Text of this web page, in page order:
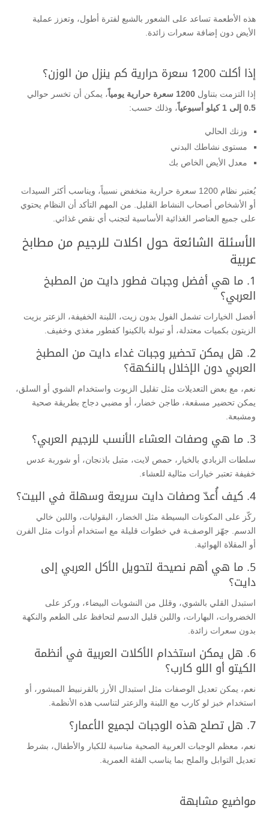
هذه الأطعمة تساعد على الشعور بالشبع لفترة أطول، وتعزز عملية
الأيض دون إضافة سعرات زائدة.
إذا أكلت 1200 سعرة حرارية كم ينزل من الوزن؟
إذا التزمت بتناول 1200 سعرة حرارية يومياً
، يمكن أن تخسر حوالي
0.5 إلى 1 كيلو أسبوعياً
، وذلك حسب:
وزنك الحالي
مستوى نشاطك البدني
معدل الأيض الخاص بك
يُعتبر نظام 1200 سعرة حرارية منخفض نسبياً، ويناسب أكثر السيدات
أو الأشخاص أصحاب النشاط القليل. من المهم التأكد أن النظام يحتوي
على جميع العناصر الغذائية الأساسية لتجنب أي نقص غذائي.
الأسئلة الشائعة حول اكلات للرجيم من مطابخ
عربية
1. ما هي أفضل وجبات فطور دايت من المطبخ
العربي؟
أفضل الخيارات تشمل الفول بدون زيت، اللبنة الخفيفة، الزعتر بزيت
الزيتون بكميات معتدلة، أو تبولة بالكينوا كفطور مغذي وخفيف.
2. هل يمكن تحضير وجبات غداء دايت من المطبخ
العربي دون الإخلال بالنكهة؟
نعم، مع بعض التعديلات مثل تقليل الزيوت واستخدام الشوي أو السلق،
يمكن تحضير مسقعة، طاجن خضار، أو مضبي دجاج بطريقة صحية
ومشبعة.
3. ما هي وصفات العشاء الأنسب للرجيم العربي؟
سلطات الزبادي بالخيار، حمص لايت، متبل باذنجان، أو شوربة عدس
خفيفة تعتبر خيارات مثالية للعشاء.
4. كيف أُعدّ وصفات دايت سريعة وسهلة في البيت؟
ركّز على المكونات البسيطة مثل الخضار، البقوليات، واللبن خالي
الدسم. جهّز الوصفة في خطوات قليلة مع استخدام أدوات مثل الفرن
أو المقلاة الهوائية.
5. ما هي أهم نصيحة لتحويل الأكل العربي إلى
دايت؟
استبدل القلي بالشوي، وقلل من النشويات البيضاء، وركز على
الخضروات، البهارات، واللبن قليل الدسم لتحافظ على الطعم والنكهة
بدون سعرات زائدة.
6. هل يمكن استخدام الأكلات العربية في أنظمة
الكيتو أو اللو كارب؟
نعم، يمكن تعديل الوصفات مثل استبدال الأرز بالقرنبيط المبشور، أو
استخدام خبز لو كارب مع اللبنة والزعتر لتناسب هذه الأنظمة.
7. هل تصلح هذه الوجبات لجميع الأعمار؟
نعم، معظم الوجبات العربية الصحية مناسبة للكبار والأطفال، بشرط
تعديل التوابل والملح بما يناسب الفئة العمرية.
مواضيع مشابهة